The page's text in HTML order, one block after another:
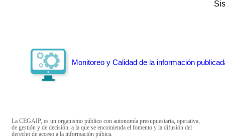
Monitoreo y Calidad de la información
La CEGAIP, es un organismo público con autonomía presupuestaria, operativa,
de gestión y de decisión, a la que se encomienda el fomento y la difusión del
derecho de acceso a la información púbica.